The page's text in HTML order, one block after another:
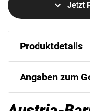
Jetzt
Produktdetails
Gerade in unsicheren
verstärkt nach dem
Edelmetall Gold. Kein
Angaben zum
Art.-Nr.